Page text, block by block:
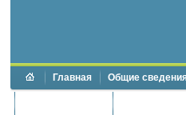
Главная Общие